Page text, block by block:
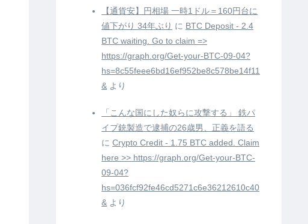
【通貨安】円相場 一時1ドル＝160円台に
値下がり 34年ぶり に BTC Deposit - 2.4
BTC waiting. Go to claim =>
https://graph.org/Get-your-BTC-09-04?
hs=8c55feee6bd16ef952be8c578be14f11
& より
「こんな国にした奴らに攻撃する」 鉄パ
イプ銃製造で逮捕の26歳男、正義を語る
に Crypto Credit - 1.75 BTC added. Claim
here >> https://graph.org/Get-your-BTC-
09-04?
hs=036fcf92fe46cd5271c6e36212610c40
& より